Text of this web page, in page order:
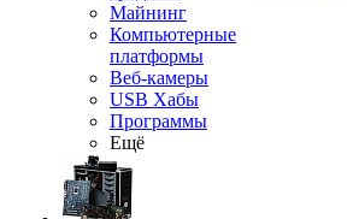
Майнинг
Компьютерные
платформы
Веб-камеры
USB Хабы
Программы
Ещё